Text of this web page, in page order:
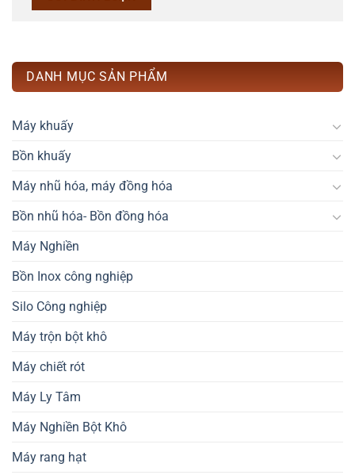
DANH MỤC SẢN PHẨM
Máy khuấy
Bồn khuấy
Máy nhũ hóa, máy đồng hóa
Bồn nhũ hóa- Bồn đồng hóa
Máy Nghiền
Bồn Inox công nghiệp
Silo Công nghiệp
Máy trộn bột khô
Máy chiết rót
Máy Ly Tâm
Máy Nghiền Bột Khô
Máy rang hạt